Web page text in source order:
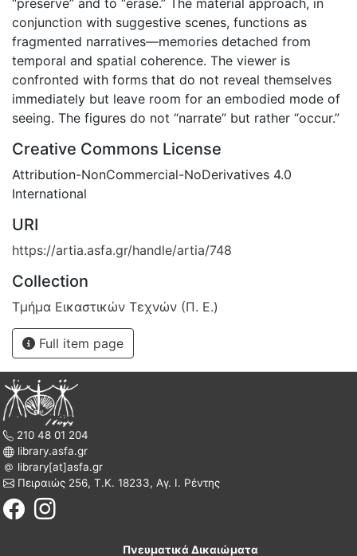
conjunction with suggestive scenes, functions as
fragmented narratives—memories detached from
temporal and spatial coherence. The viewer is
confronted with forms that do not reveal themselves
immediately but leave room for an embodied mode of
seeing. The figures do not “narrate” but rather “occur.”
Creative Commons License
Attribution-NonCommercial-NoDerivatives 4.0
International
URI
https://artia.asfa.gr/handle/artia/748
Collection
Τμήμα Εικαστικών Τεχνών (Π. Ε.)
Full item page
210 48 01 204
library.asfa.gr
library[at]asfa.gr
Πειραιώς 256, Τ.Κ. 18233, Αγ. Ι. Ρέντης
Πνευματικά Δικαιώματα